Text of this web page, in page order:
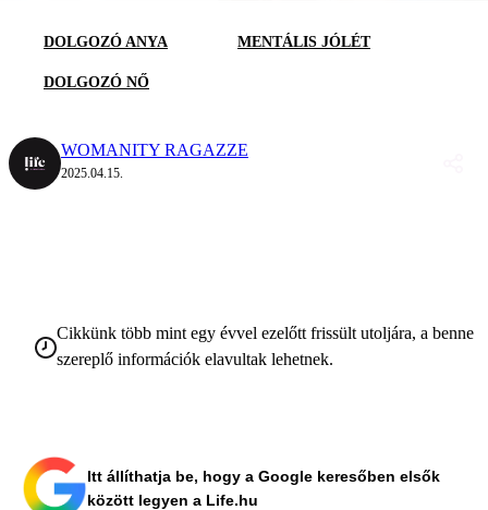
DOLGOZÓ ANYA MENTÁLIS JÓLÉT
DOLGOZÓ NŐ
WOMANITY RAGAZZE
2025.04.15.
Cikkünk több mint egy évvel ezelőtt frissült utoljára, a benne
szereplő információk elavultak lehetnek.
Itt állíthatja be, hogy a Google keresőben elsők
között legyen a Life.hu